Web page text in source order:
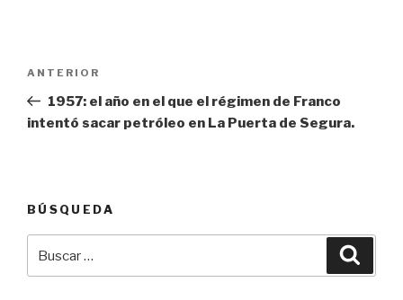
entradas
Entrada
anterior:
ANTERIOR
1957: el año en el que el régimen de Franco
intentó sacar petróleo en La Puerta de Segura.
BÚSQUEDA
por: